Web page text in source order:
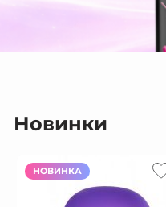
Новинки
НОВИНКА